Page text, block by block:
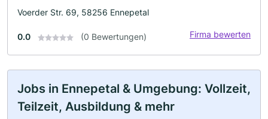
Voerder Str. 69, 58256 Ennepetal
0.0 (0 Bewertungen) Firma bewerten
Jobs in Ennepetal & Umgebung: Vollzeit,
Teilzeit, Ausbildung & mehr